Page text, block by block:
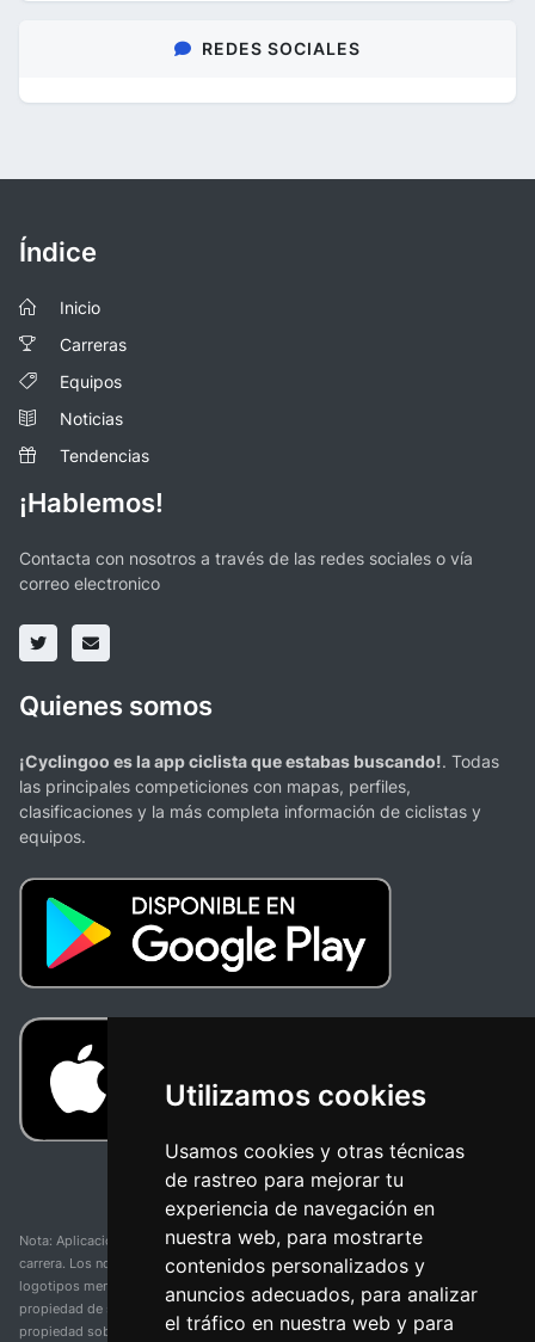
Utilizamos cookies
Usamos cookies y otras técnicas
de rastreo para mejorar tu
experiencia de navegación en
nuestra web, para mostrarte
contenidos personalizados y
anuncios adecuados, para analizar
el tráfico en nuestra web y para
REDES SOCIALES
Índice
Inicio
Carreras
Equipos
Noticias
Tendencias
¡Hablemos!
Contacta con nosotros a través de las redes sociales o vía
correo electronico
Quienes somos
¡Cyclingoo es la app ciclista que estabas buscando!. Todas
las principales competiciones con mapas, perfiles,
clasificaciones y la más completa información de ciclistas y
equipos.
Nota: Aplicación y web no oficial y no relacionada con ninguna organización o
carrera. Los nombres de equipos, competiciones, marcas comerciales y
logotipos mencionados en esta página de resultados de ciclismo son
propiedad de sus respectivos dueños. No tenemos afiliación, patrocinio ni
propiedad sobre estas marcas comerciales. Toda la información proporcionada